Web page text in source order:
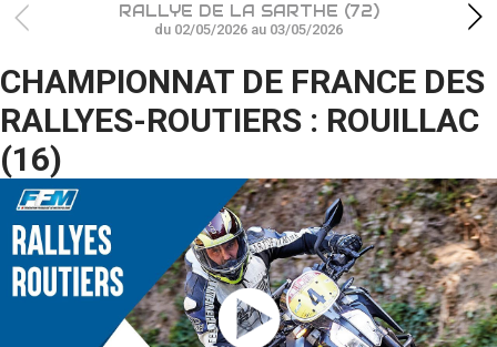
CHAMPIONNAT
RÉSULTATS
PHOTOS / WEB TV
PARTENAIRES
RALLYE DE LA SARTHE (72)
du 02/05/2026 au 03/05/2026
CHAMPIONNAT DE FRANCE DES
RALLYES-ROUTIERS : ROUILLAC
(16)